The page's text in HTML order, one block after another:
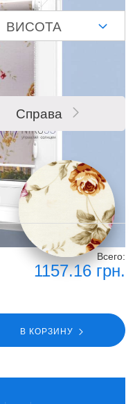
Справа
Всего:
1157.16грн.
В КОРЗИНУ